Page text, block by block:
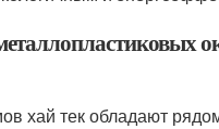
хай тек обладают